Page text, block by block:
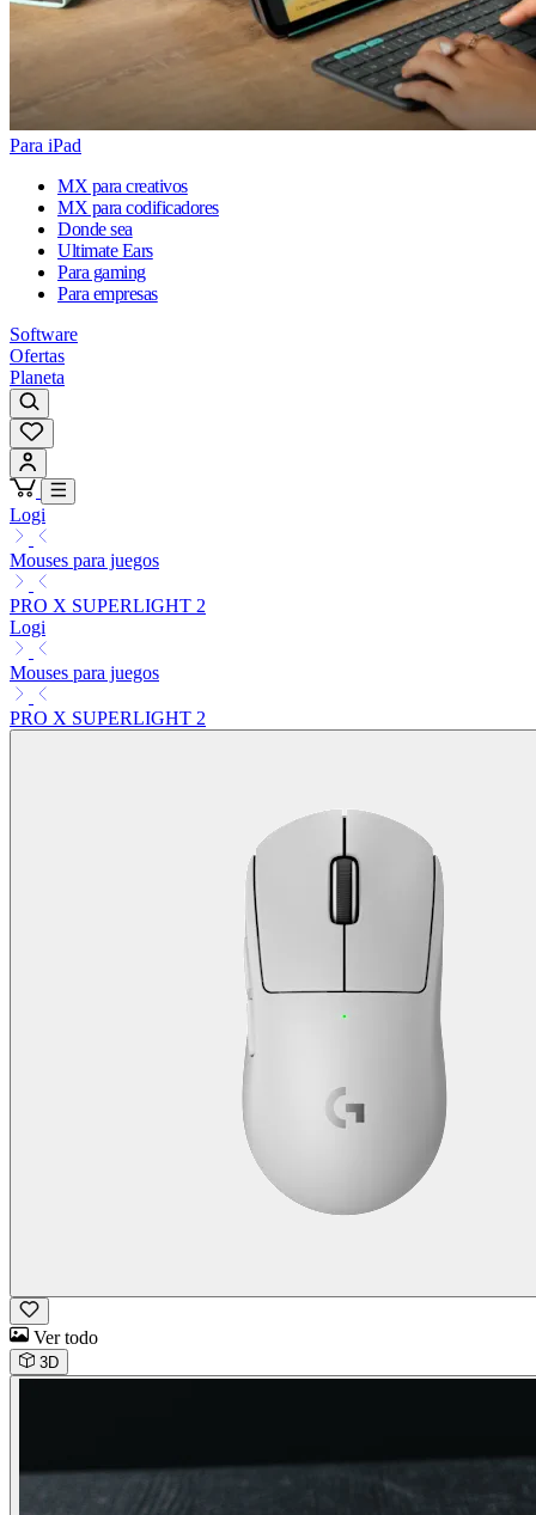
Para iPad
MX para creativos
MX para codificadores
Donde sea
Ultimate Ears
Para gaming
Para empresas
Software
Ofertas
Planeta
Logi
Mouses para juegos
PRO X SUPERLIGHT 2
Logi
Mouses para juegos
PRO X SUPERLIGHT 2
Ver todo
3D